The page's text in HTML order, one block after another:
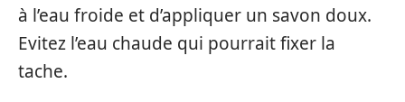
à l’eau froide et d’appliquer un savon doux.
Evitez l’eau chaude qui pourrait fixer la
tache.